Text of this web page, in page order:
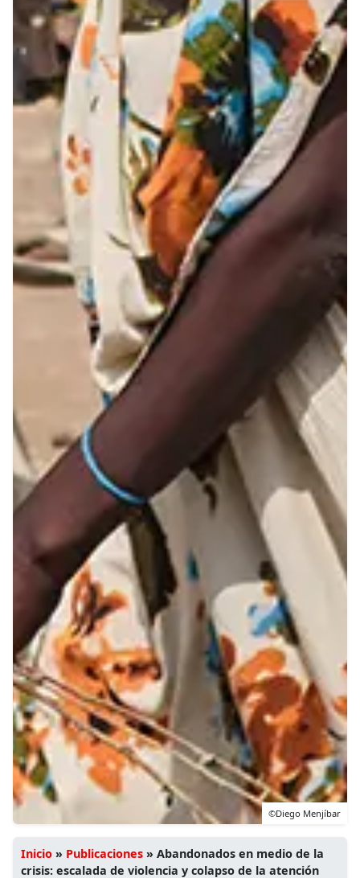
©Diego Menjíbar
Inicio » Publicaciones » Abandonados en medio de la
crisis: escalada de violencia y colapso de la atención